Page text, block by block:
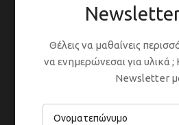
Θέλεις να μαθαίνεις
να ενημερώνεσαι για υλικά
Newsletter